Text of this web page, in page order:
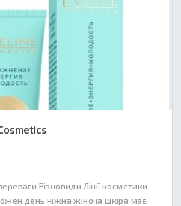
Різновиди Лінії косметики
день ніжна жіноча шкіра має